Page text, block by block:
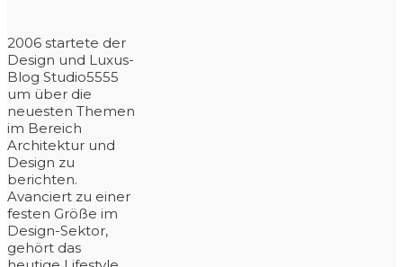
2006 startete der
Design und Luxus-
Blog Studio5555
um über die
neuesten Themen
im Bereich
Architektur und
Design zu
berichten.
Avanciert zu einer
festen Größe im
Design-Sektor,
gehört das